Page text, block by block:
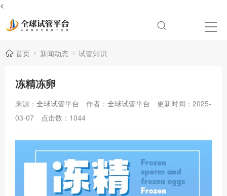
<
首页 新闻动态 试管知识
冻精冻卵
来源： 全球试管平台 作者： 全球试管平台
更新时间：2025-
03-07
点击数： 1044